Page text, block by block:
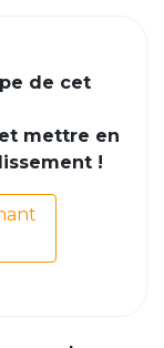
de cet
mettre en
!